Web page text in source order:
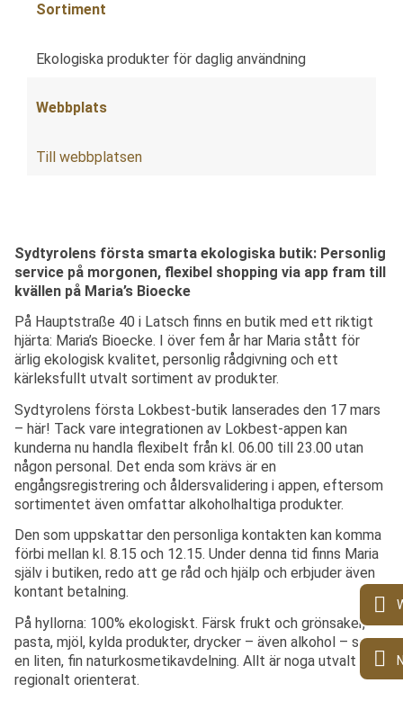
Sortiment
Ekologiska produkter för daglig användning
Webbplats
Till webbplatsen
Sydtyrolens första smarta ekologiska butik: Personlig
service på morgonen, flexibel shopping via app fram till
kvällen på Maria’s Bioecke
På Hauptstraße 40 i Latsch finns en butik med ett riktigt
hjärta: Maria’s Bioecke. I över fem år har Maria stått för
ärlig ekologisk kvalitet, personlig rådgivning och ett
kärleksfullt utvalt sortiment av produkter.
Sydtyrolens första Lokbest-butik lanserades den 17 mars
– här! Tack vare integrationen av Lokbest-appen kan
kunderna nu handla flexibelt från kl. 06.00 till 23.00 utan
någon personal. Det enda som krävs är en
engångsregistrering och åldersvalidering i appen, eftersom
sortimentet även omfattar alkoholhaltiga produkter.
Den som uppskattar den personliga kontakten kan komma
förbi mellan kl. 8.15 och 12.15. Under denna tid finns Maria
själv i butiken, redo att ge råd och hjälp och erbjuder även
kontant betalning.
På hyllorna: 100% ekologiskt. Färsk frukt och grönsaker,
pasta, mjöl, kylda produkter, drycker – även alkohol – samt
en liten, fin naturkosmetikavdelning. Allt är noga utvalt och
regionalt orienterat.